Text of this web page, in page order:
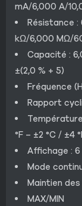
mA/6,000 A/
Résistance
kΩ/6,000 MΩ/
Capacité :
±(2,0 % + 5)
Fréquence
Rapport
°F – ±2 °C / ±4
Affichage :
Mode
Maintien
MAX/MIN